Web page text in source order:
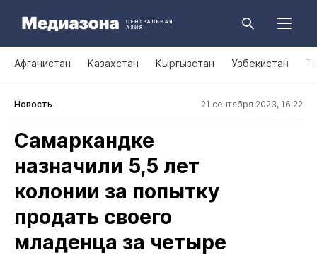
Афганистан Казахстан Кыргызстан Узбекистан
Новость 21 сентября 2023, 16:22
Самаркандке
назначили 5,5 лет
колонии за попытку
продать своего
младенца за четыре